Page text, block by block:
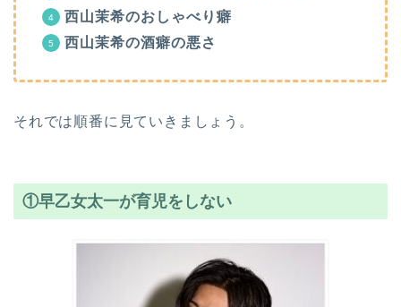
西山茉希のおしゃべり癖
西山茉希の酒癖の悪さ
それでは順番に見ていきましょう。
①早乙女太一が育児をしない